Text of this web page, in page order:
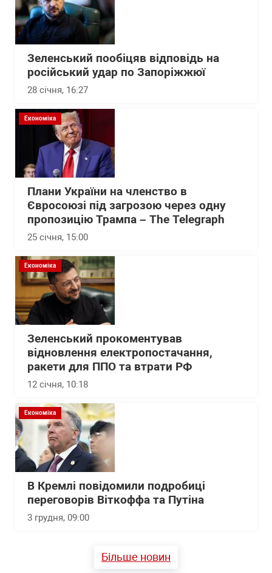
Зеленський пообіцяв відповідь на
російський удар по Запоріжжюї
28 січня, 16:27
Економіка
Плани України на членство в
Євросоюзі під загрозою через одну
пропозицію Трампа – The Telegraph
25 січня, 15:00
Економіка
Зеленський прокоментував
відновлення електропостачання,
ракети для ППО та втрати РФ
12 січня, 10:18
Економіка
В Кремлі повідомили подробиці
переговорів Віткоффа та Путіна
3 грудня, 09:00
Більше новин